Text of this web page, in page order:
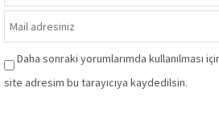
Daha sonraki yorumlarımda kullanılması
site adresim bu tarayıcıya kaydedilsin.